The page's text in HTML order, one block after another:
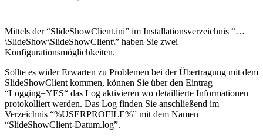
Mittels der “SlideShowClient.ini” im Installationsverzeichnis “…
\SlideShow\SlideShowClient\” haben Sie zwei
Konfigurationsmöglichkeiten.
Sollte es wider Erwarten zu Problemen bei der Übertragung mit dem
SlideShowClient kommen, können Sie über den Eintrag
“Logging=YES“ das Log aktivieren wo detaillierte Informationen
protokolliert werden. Das Log finden Sie anschließend im
Verzeichnis “%USERPROFILE%” mit dem Namen
“SlideShowClient-Datum.log”.